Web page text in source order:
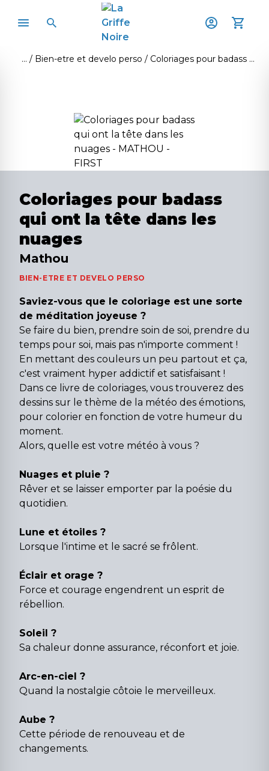
Bien-etre et develo perso Coloriages pour badass qui ont la tête dans les nuages
Coloriages pour badass
qui ont la tête dans les
nuages
Mathou
BIEN-ETRE ET DEVELO PERSO
​Saviez-vous que le coloriage est une sorte
de méditation joyeuse ?
Se faire du bien, prendre soin de soi, prendre du
temps pour soi, mais pas n'importe comment !
En mettant des couleurs un peu partout et ça,
c'est vraiment hyper addictif et satisfaisant !
Dans ce livre de coloriages, vous trouverez des
dessins sur le thème de la météo des émotions,
pour colorier en fonction de votre humeur du
moment.
Alors, quelle est votre météo à vous ?
Nuages et pluie ?
Rêver et se laisser emporter par la poésie du
quotidien.
Lune et étoiles ?
Lorsque l'intime et le sacré se frôlent.
Éclair et orage ?
Force et courage engendrent un esprit de
rébellion.
Soleil ?
Sa chaleur donne assurance, réconfort et joie.
Arc-en-ciel ?
Quand la nostalgie côtoie le merveilleux.
Aube ?
Cette période de renouveau et de
changements.